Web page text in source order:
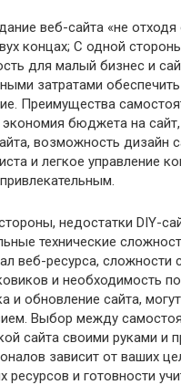
веб-сайта «не отходя
концах; С одной
для малый бизнес и
затратами
Преимущества
экономия бюджета на
возможность дизайн
и легкое управление
недостатки DIY-
технические
веб-ресурса, сложности
и необходимость
и обновление сайта,
Выбор между
сайта своими руками и
зависит от ваших
ресурсов и готовности